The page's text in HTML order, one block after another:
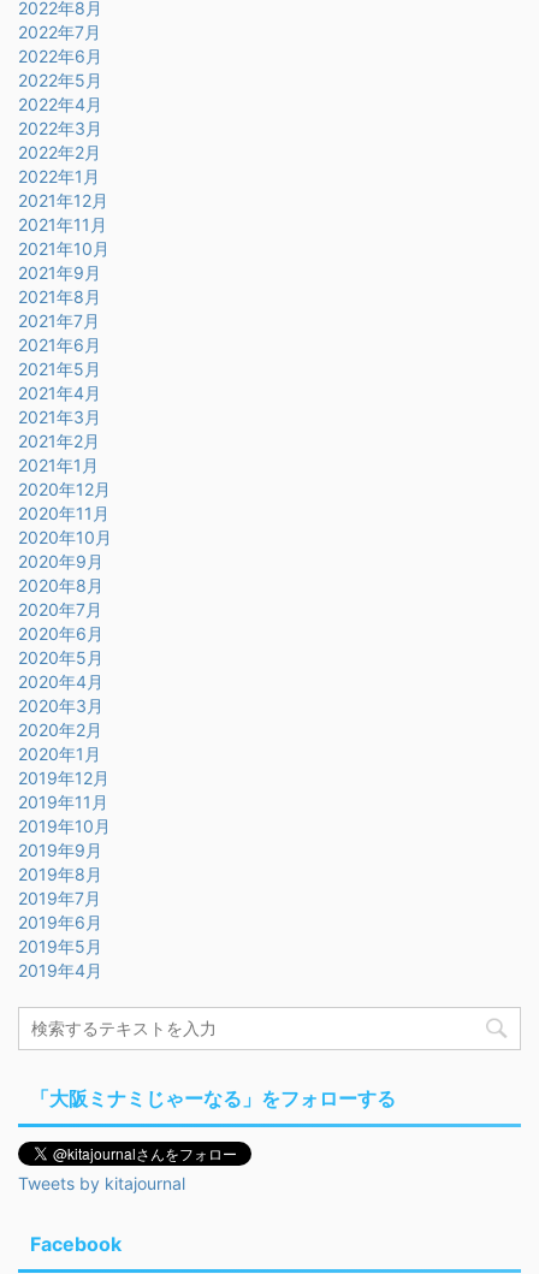
2022年8月
2022年7月
2022年6月
2022年5月
2022年4月
2022年3月
2022年2月
2022年1月
2021年12月
2021年11月
2021年10月
2021年9月
2021年8月
2021年7月
2021年6月
2021年5月
2021年4月
2021年3月
2021年2月
2021年1月
2020年12月
2020年11月
2020年10月
2020年9月
2020年8月
2020年7月
2020年6月
2020年5月
2020年4月
2020年3月
2020年2月
2020年1月
2019年12月
2019年11月
2019年10月
2019年9月
2019年8月
2019年7月
2019年6月
2019年5月
2019年4月
「大阪ミナミじゃーなる」をフォローする
Tweets by kitajournal
Facebook